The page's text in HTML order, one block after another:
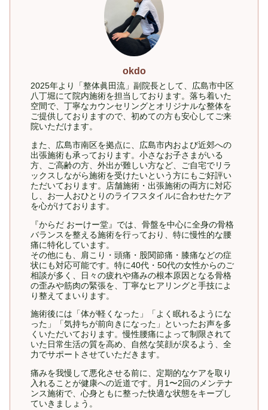
okdo
2025年より「整体眞田流」副院長として、広島市中区
八丁堀にて院内施術を担当しております。落ち着いた
空間で、丁寧なカウンセリングとオリジナルな整体を
ご提供しておりますので、初めての方も安心してご来
院いただけます。
また、広島市南区を拠点に、広島市内および近郊への
出張施術も承っております。小さなお子さまがいる
方、ご高齢の方、外出が難しい方など、ご自宅でリラ
ックスしながら施術を受けたいという方にもご好評い
ただいております。店舗施術・出張施術の両方に対応
し、お一人おひとりのライフスタイルに合わせたケア
を心がけております。
『からだ おーけー堂』では、骨盤を中心に全身の骨格
バランスを整える施術を行っており、特に慢性的な腰
痛に特化しています。
その他にも、肩こり・頭痛・股関節痛・膝痛などの症
状にも対応可能です。特に40代・50代の女性からのご
相談が多く、日々の疲れや痛みの根本原因となる骨格
の歪みや筋肉の緊張を、丁寧なヒアリングと手技によ
り整えてまいります。
施術後には「体が軽くなった」「よく眠れるようにな
った」「気持ちが前向きになった」といったお声を多
くいただいております。慢性腰痛によって制限されて
いた日常生活の質を高め、自然な笑顔が戻るよう、全
力でサポートさせていただきます。
痛みを我慢して悪化させる前に、定期的なケアを取り
入れることが健康への近道です。月1〜2回のメンテナ
ンス施術で、心身ともに整った快適な状態をキープし
ていきましょう。